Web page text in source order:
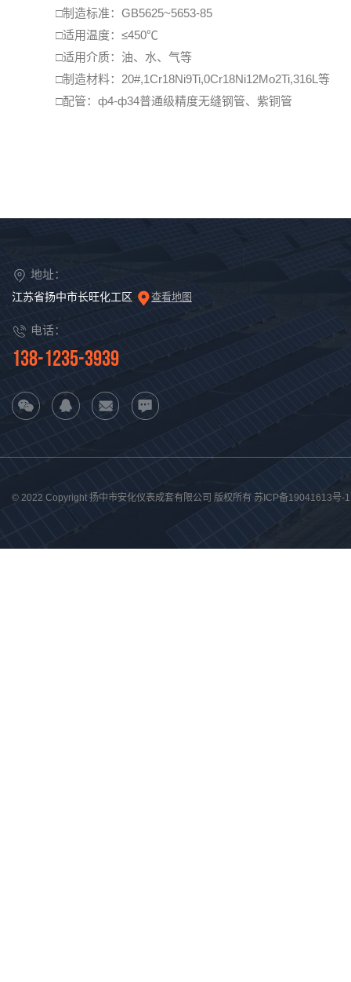
□制造标准：GB5625~5653-85
□适用温度：≤450℃
□适用介质：油、水、气等
□制造材料：20#,1Cr18Ni9Ti,0Cr18Ni12Mo2Ti,316L等
□配管：ф4-ф34普通级精度无缝钢管、紫铜管
地址：
江苏省扬中市长旺化工区 查看地图
电话：
138-1235-3939
© 2022 Copyright 扬中市安化仪表成套有限公司 版权所有 苏ICP备19041613号-1